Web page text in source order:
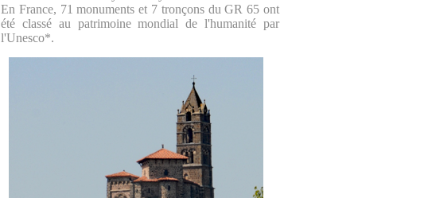
En France, 71 monuments et 7 tronçons du GR 65 ont
été classé au patrimoine mondial de l'humanité par
l'Unesco*.